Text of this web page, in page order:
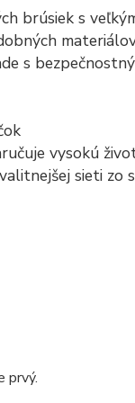
brúsiek s
s
vysokú
sieti zo
prvý.